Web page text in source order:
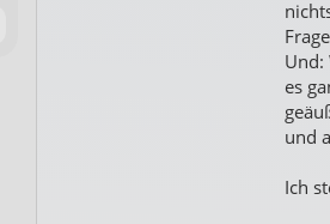
Und:
es
und
Ich